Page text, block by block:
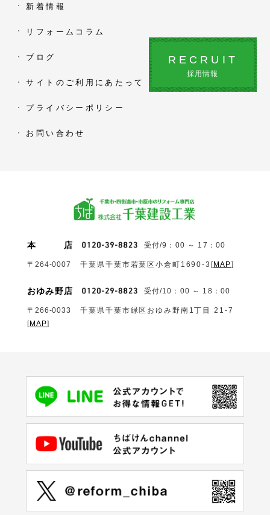
新着情報
リフォームコラム
ブログ
サイトのご利用にあたって
プライバシーポリシー
お問い合わせ
RECRUIT
採用情報
本 店 受付/9：00 ～ 17：00
〒264-0007 千葉県千葉市若葉区小倉町1690‐3 [MAP]
おゆみ野店 受付/10：00 ～ 18：00
〒266-0033
千葉県千葉市緑区おゆみ野南1丁目 21-7
[MAP]